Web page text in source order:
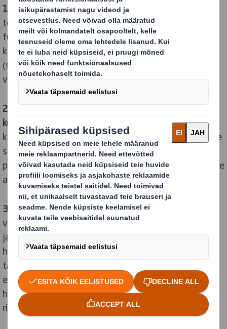
1. Kaitsta kaubamärke ja tooteid:
tooteid ja kõiki neisse investeeritud ressursse
füüsiliste kahjustuste ja raiskumineku (põrutuste,
kukkumise ja vibratsiooni) ja keskkonnamõjude
(soojuse, niiskuse ja tolmu) eest ning inimesi
vigastuste eest (ergonoomika ja käsitsemislihtsus).
2. Optimeerida materjalikasutust ja pakendi
konstruktsiooni:
Materjale vajalikust rohkem mitte
kasutada. Pakendimaterjalide kasutuse optimeerimine
säästab ressursse ja vähendab jäätmeid ning hõlmab
pakendi füüsilist konstruktsiooni (materjali kasutamine
ainult vajaduse korral) ja materjali suunda.
3. Säilitada ja taaskasutada materjale:
vastupidavus ja ringlussevõetavus on pakenditoodete
ja -materjalide võimalikult kaua aega kasutuses
hoidmise võtmeks, et hoida ära jäätmeteke. See
tähendab kiudude kasutamise maksimeerimist ja ka
esmast funktsiooni ületava väärtuse märkamist ja
hindamist (taaskasutatavus, kokkupandavus ja
ringlussevõetavus).